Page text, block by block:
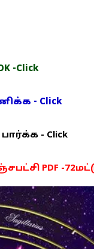
-Click
- Click
- Click
PDF -